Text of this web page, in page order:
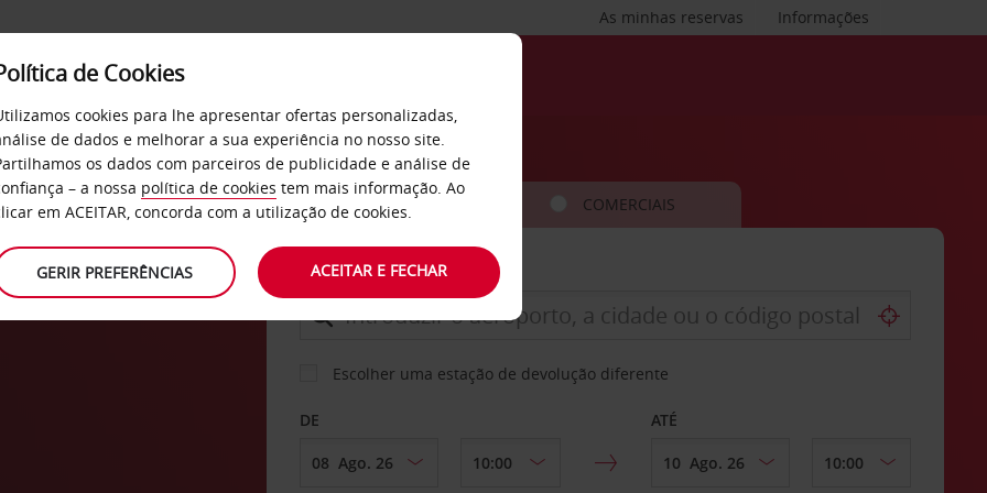
Informações
As minhas reservas
SERVIÇOS EMPRESAS
CARRO COMERCIAIS
LEVANTAR EM
Escolher uma estação de devolução diferente
DE ATÉ
de Cookies
cookies para lhe apresentar ofertas personalizadas,
de dados e melhorar a sua experiência no nosso site.
os dados com parceiros de publicidade e análise de
– a nossa política de cookies tem mais informação. Ao
em ACEITAR, concorda com a utilização de cookies.
GERIR PREFERÊNCIAS ACEITAR E FECHAR